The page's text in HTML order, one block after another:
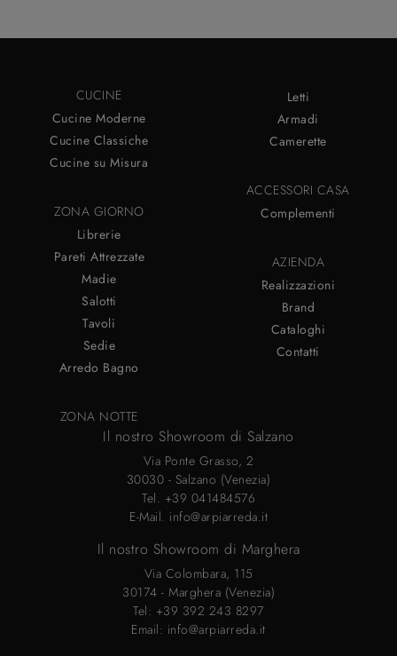
CUCINE
Cucine Moderne
Cucine Classiche
Cucine su Misura
ZONA GIORNO
Librerie
Pareti Attrezzate
Madie
Salotti
Tavoli
Sedie
Arredo Bagno
ZONA NOTTE
Letti
Armadi
Camerette
ACCESSORI CASA
Complementi
AZIENDA
Realizzazioni
Brand
Cataloghi
Contatti
Il nostro Showroom di Salzano
Via Ponte Grasso, 2
30030 - Salzano (Venezia)
Tel. +39 041484576
E-Mail. info@arpiarreda.it
Il nostro Showroom di Marghera
Via Colombara, 115
30174 - Marghera (Venezia)
Tel: +39 392 243 8297
Email: info@arpiarreda.it